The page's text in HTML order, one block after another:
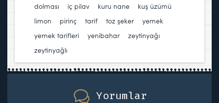
dolması
iç pilav kuru nane kuş üzümü
limon
pirinç tarif toz şeker yemek
yemek tarifleri
yenibahar zeytinyağı
zeytinyağlı
Yorumlar